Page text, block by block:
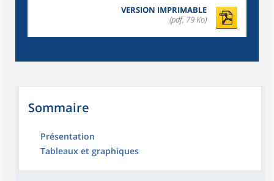
VERSION IMPRIMABLE
(pdf, 79 Ko)
Sommaire
Présentation
Tableaux et graphiques